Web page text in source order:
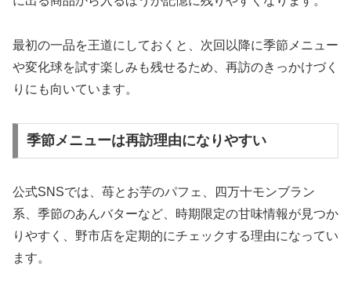
最初の一品を王道にしておくと、次回以降に季節メニュー
や変化球を試す楽しみも残せるため、再訪のきっかけづく
りにも向いています。
季節メニューは再訪理由になりやすい
公式SNSでは、苺とお芋のパフェ、四万十モンブラン
系、季節のあんバターなど、時期限定の甘味情報が見つか
りやすく、野市店を定期的にチェックする理由になってい
ます。